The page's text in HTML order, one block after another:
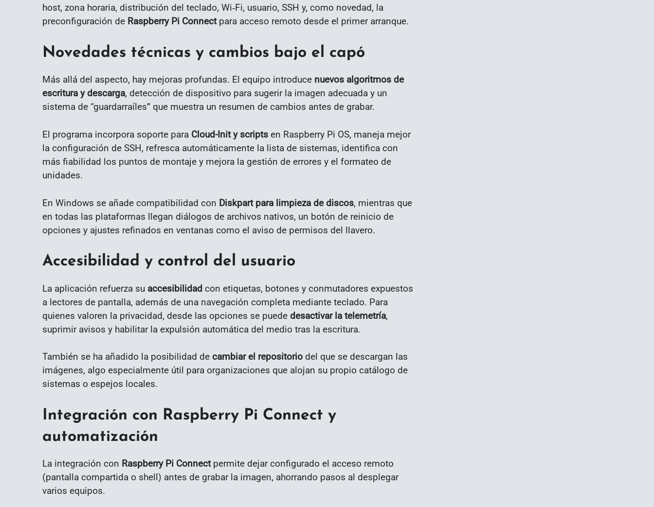
host, zona horaria, distribución del teclado, Wi‑Fi, usuario, SSH y, como novedad, la
preconfiguración de Raspberry Pi Connectpara acceso remoto desde el primer arranque.
Novedades técnicas y cambios bajo el capó
Más allá del aspecto, hay mejoras profundas. El equipo introduce nuevos algoritmos de
escritura y descarga, detección de dispositivo para sugerir la imagen adecuada y un
sistema de “guardarraíles” que muestra un resumen de cambios antes de grabar.
El programa incorpora soporte para Cloud-Init y scripts en Raspberry Pi OS, maneja mejor
la configuración de SSH, refresca automáticamente la lista de sistemas, identifica con
más fiabilidad los puntos de montaje y mejora la gestión de errores y el formateo de
unidades.
En Windows se añade compatibilidad con Diskpart para limpieza de discos, mientras que
en todas las plataformas llegan diálogos de archivos nativos, un botón de reinicio de
opciones y ajustes refinados en ventanas como el aviso de permisos del llavero.
Accesibilidad y control del usuario
La aplicación refuerza su accesibilidad con etiquetas, botones y conmutadores expuestos
a lectores de pantalla, además de una navegación completa mediante teclado. Para
quienes valoren la privacidad, desde las opciones se puede desactivar la telemetría,
suprimir avisos y habilitar la expulsión automática del medio tras la escritura.
También se ha añadido la posibilidad de cambiar el repositorio del que se descargan las
imágenes, algo especialmente útil para organizaciones que alojan su propio catálogo de
sistemas o espejos locales.
Integración con Raspberry Pi Connect y
automatización
La integración con Raspberry Pi Connectpermite dejar configurado el acceso remoto
(pantalla compartida o shell) antes de grabar la imagen, ahorrando pasos al desplegar
varios equipos.